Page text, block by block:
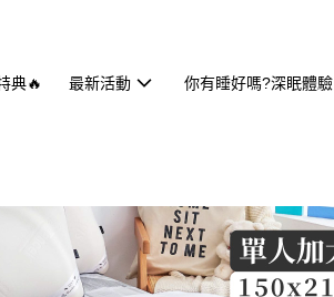
典🔥 最新活動 你有睡好嗎?深眠體驗